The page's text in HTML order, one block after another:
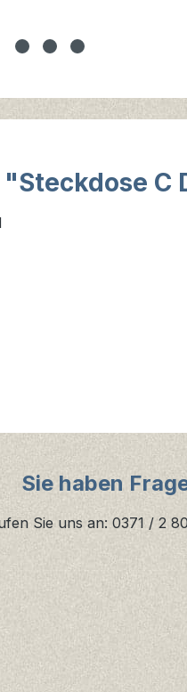
C
Sie haben
Sie uns an: 0371 / 2